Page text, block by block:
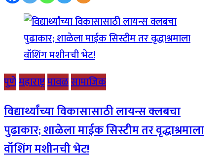
पुणेमहाराष्ट्रमावळसामाजिक
विद्यार्थ्यांच्या विकासासाठी लायन्स क्लबचा
पुढाकार; शाळेला माईक सिस्टीम तर वृद्धाश्रमाला
वॉशिंग मशीनची भेट!